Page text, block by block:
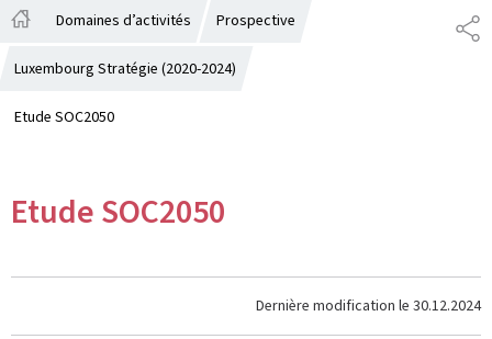
Domaines d’activités Prospective
Luxembourg Stratégie (2020-2024)
Etude SOC2050
Etude SOC2050
Dernière modification le 30.12.2024